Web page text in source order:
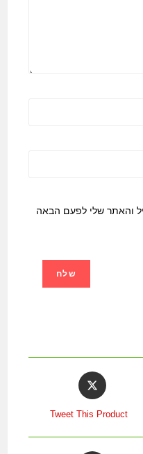
והאתר שלי לפעם הבאה
Tweet This Product